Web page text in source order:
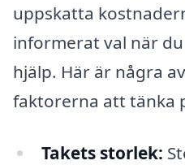
uppskatta
informerat val när
hjälp. Här är några
faktorerna att tänka
Takets storlek: